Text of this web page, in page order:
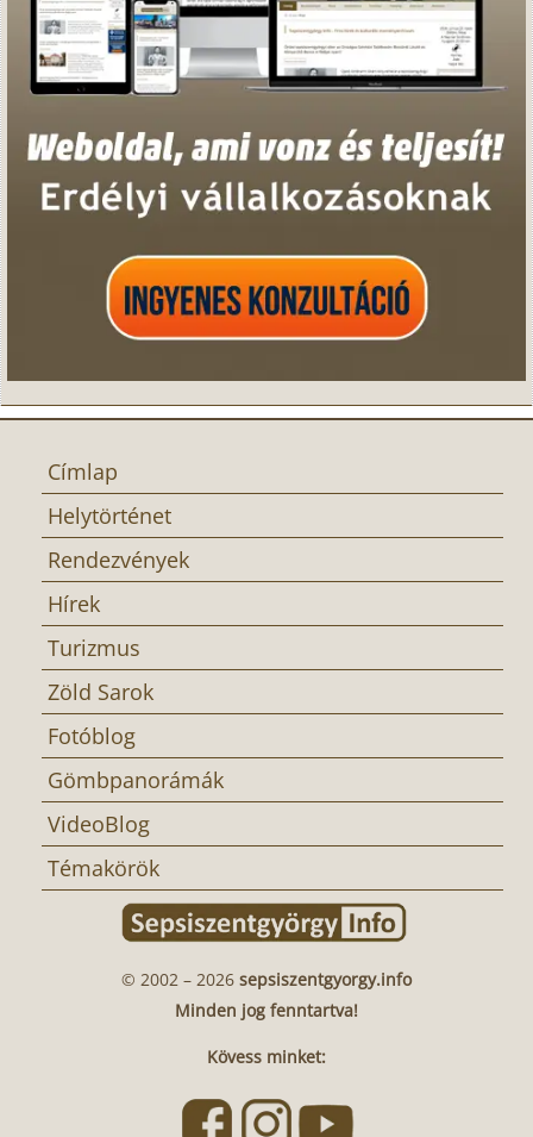
Címlap
Helytörténet
Rendezvények
Hírek
Turizmus
Zöld Sarok
Fotóblog
Gömbpanorámák
VideoBlog
Témakörök
© 2002 – 2026 sepsiszentgyorgy.info
Minden jog fenntartva!
Kövess minket: